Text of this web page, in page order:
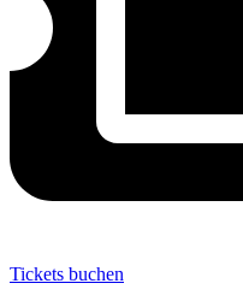
Tickets buchen